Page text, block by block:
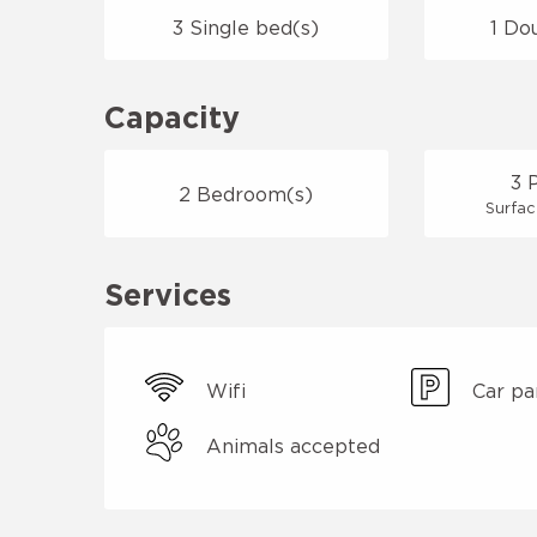
3 Single bed(s) 1
Capacity
2 Bedroom(s)
3
Services
Wifi Car
Animals accepted